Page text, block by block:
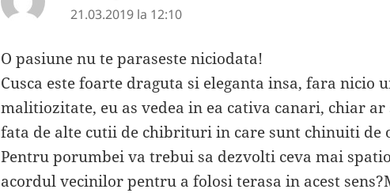
21.03.2019 la 12:10
O pasiune nu te paraseste niciodata!
Cusca este foarte draguta si eleganta insa, fara nicio
malitiozitate, eu as vedea in ea cativa canari, chiar ar
fata de alte cutii de chibrituri in care sunt chinuiti de
Pentru porumbei va trebui sa dezvolti ceva mai
acordul vecinilor pentru a folosi terasa in acest